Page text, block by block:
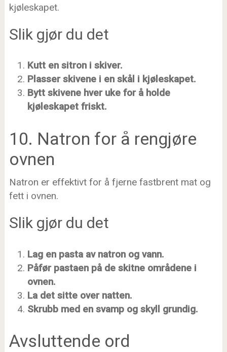
kjøleskapet.
Slik gjør du det
Kutt en sitron i skiver.
Plasser skivene i en skål i kjøleskapet.
Bytt skivene hver uke for å holde
kjøleskapet friskt.
10. Natron for å rengjøre
ovnen
Natron er effektivt for å fjerne fastbrent mat og
fett i ovnen.
Slik gjør du det
Lag en pasta av natron og vann.
Påfør pastaen på de skitne områdene i
ovnen.
La det sitte over natten.
Skrubb med en svamp og skyll grundig.
Avsluttende ord